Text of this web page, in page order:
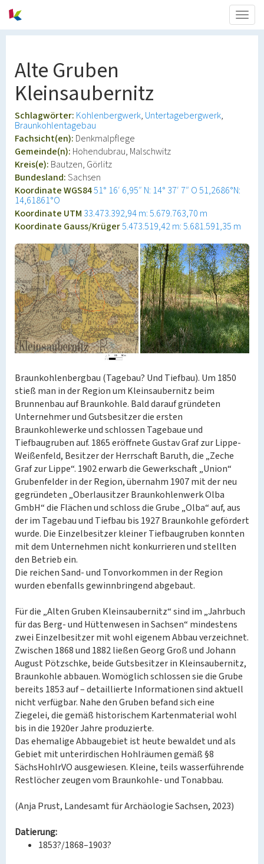
Alte Gruben
Kleinsaubernitz
Schlagwörter: Kohlenbergwerk Untertagebergwerk
Braunkohlentagebau
Fachsicht(en): Denkmalpflege
Gemeinde(n): Hohendubrau, Malschwitz
Kreis(e): Bautzen, Görlitz
Bundesland:Sachsen
Koordinate WGS8451° 16′ 6,95″ N: 14° 37′ 7″ O51,2686°N:
14,61861°O
Koordinate UTM 33.473.392,94 m: 5.679.763,70 m
Koordinate Gauss/Krüger5.473.519,42 m: 5.681.591,35 m
Braunkohlenbergbau (Tagebau? Und Tiefbau). Um 1850
stieß man in der Region um Kleinsaubernitz beim
Brunnenbau auf Braunkohle. Bald darauf gründeten
Unternehmer und Gutsbesitzer die ersten
Braunkohlewerke und schlossen Tagebaue und
Tiefbaugruben auf. 1865 eröffnete Gustav Graf zur Lippe-
Weißenfeld, Besitzer der Herrschaft Baruth, die „Zeche
Graf zur Lippe“. 1902 erwarb die Gewerkschaft „Union“
Grubenfelder in der Region, übernahm 1907 mit der neu
gegründeten „Oberlausitzer Braunkohlenwerk Olba
GmbH“ die Flächen und schloss die Grube „Olba“ auf, aus
der im Tagebau und Tiefbau bis 1927 Braunkohle gefördert
wurde. Die Einzelbesitzer kleiner Tiefbaugruben konnten
mit dem Unternehmen nicht konkurrieren und stellten
den Betrieb ein.
Die reichen Sand- und Tonvorkommen in der Region
wurden ebenfalls gewinnbringend abgebaut.
Für die „Alten Gruben Kleinsaubernitz“ sind im „Jahrbuch
für das Berg- und Hüttenwesen in Sachsen“ mindestens
zwei Einzelbesitzer mit wohl eigenem Abbau verzeichnet.
Zwischen 1868 und 1882 ließen Georg Groß und Johann
August Pötzschke, beide Gutsbesitzer in Kleinsaubernitz,
Braunkohle abbauen. Womöglich schlossen sie die Grube
bereits 1853 auf – detaillierte Informationen sind aktuell
nicht verfügbar. Nahe den Gruben befand sich eine
Ziegelei, die gemäß historischem Kartenmaterial wohl
bis in die 1920er Jahre produzierte.
Das ehemalige Abbaugebiet ist heute bewaldet und als
Gebiet mit unterirdischen Hohlräumen gemäß §8
SächsHohlrVO ausgewiesen. Kleine, teils wasserführende
Restlöcher zeugen vom Braunkohle- und Tonabbau.
(Anja Prust, Landesamt für Archäologie Sachsen, 2023)
Datierung:
1853?/1868–1903?